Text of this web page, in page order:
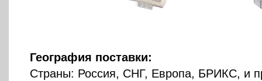
География поставки:
Страны: Россия, СНГ, Европа, БРИКС, и